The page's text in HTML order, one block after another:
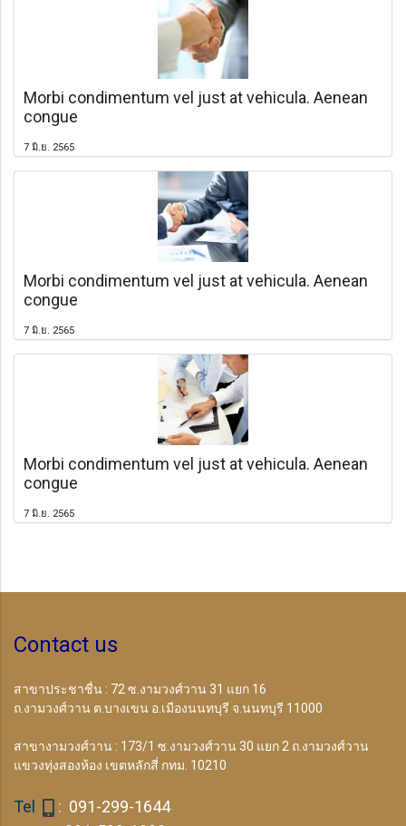
Morbi condimentum vel just at vehicula. Aenean
congue
7 มิ.ย. 2565
Morbi condimentum vel just at vehicula. Aenean
congue
7 มิ.ย. 2565
Morbi condimentum vel just at vehicula. Aenean
congue
7 มิ.ย. 2565
Contact us
สาขาประชาชื่น : 72 ซ.งามวงศ์วาน 31 แยก 16
ถ.งามวงศ์วาน ต.บางเขน อ.เมืองนนทบุรี จ.นนทบุรี 11000
สาขางามวงศ์วาน : 173/1 ซ.งามวงศ์วาน 30 แยก 2 ถ.งามวงศ์วาน
แขวงทุ่งสองห้อง เขตหลักสี่ กทม. 10210
Tel : 091-299-1644